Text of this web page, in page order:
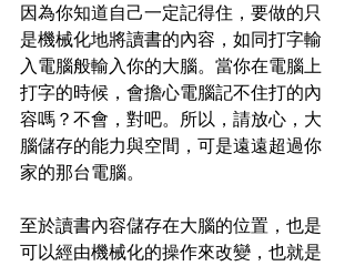
因為你知道自己一定記得住，要做的只
是機械化地將讀書的內容，如同打字輸
入電腦般輸入你的大腦。當你在電腦上
打字的時候，會擔心電腦記不住打的內
容嗎？不會，對吧。所以，請放心，大
腦儲存的能力與空間，可是遠遠超過你
家的那台電腦。
至於讀書內容儲存在大腦的位置，也是
可以經由機械化的操作來改變，也就是